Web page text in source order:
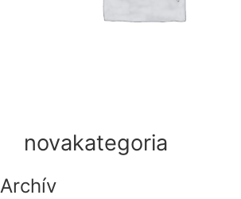
novakategoria
Archív